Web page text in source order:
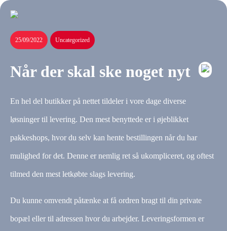
25/09/2022 Uncategorized
Når der skal ske noget nyt
En hel del butikker på nettet tildeler i vore dage diverse
løsninger til levering. Den mest benyttede er i øjeblikket
pakkeshops, hvor du selv kan hente bestillingen når du har
mulighed for det. Denne er nemlig ret så ukompliceret, og oftest
tilmed den mest letkøbte slags levering.
Du kunne omvendt påtænke at få ordren bragt til din private
bopæl eller til adressen hvor du arbejder. Leveringsformen er